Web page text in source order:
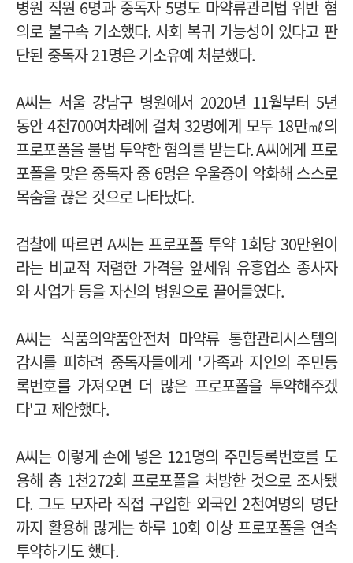
병원 직원 6명과 중독자 5명도 마약류관리법 위반 혐
의로 불구속 기소했다. 사회 복귀 가능성이 있다고 판
단된 중독자21명은 기소유예 처분했다.
A씨는 서울 강남구 병원에서 2020년 11월부터 5년
동안4천700여차례에 걸쳐 32명에게 모두 18만㎖의
프로포폴을 불법 투약한 혐의를 받는다. A씨에게 프로
포폴을 맞은 중독자 중 6명은 우울증이 악화해 스스로
목숨을 끊은 것으로 나타났다.
검찰에 따르면A씨는 프로포폴 투약 1회당 30만원이
라는 비교적 저렴한 가격을 앞세워 유흥업소 종사자
와 사업가 등을 자신의 병원으로 끌어들였다.
A씨는 식품의약품안전처 마약류 통합관리시스템의
감시를 피하려 중독자들에게 '가족과 지인의 주민등
록번호를 가져오면 더 많은 프로포폴을 투약해주겠
다'고 제안했다.
A씨는 이렇게 손에 넣은 121명의 주민등록번호를 도
용해 총 1천272회 프로포폴을 처방한 것으로 조사됐
다. 그도 모자라 직접 구입한 외국인 2천여명의 명단
까지 활용해 많게는 하루 10회 이상 프로포폴을 연속
투약하기도 했다.